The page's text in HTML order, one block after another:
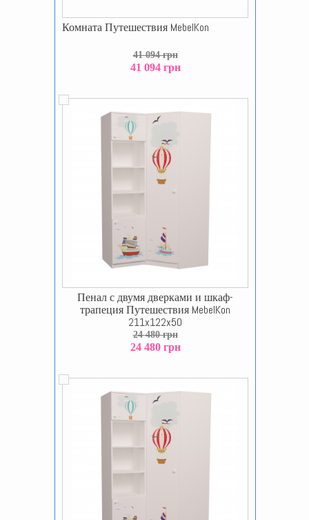
Комната Путешествия MebelKon
41 094 грн
41 094 грн
Пенал с двумя дверками и шкаф-
трапеция Путешествия MebelKon
211x122x50
24 480 грн
24 480 грн